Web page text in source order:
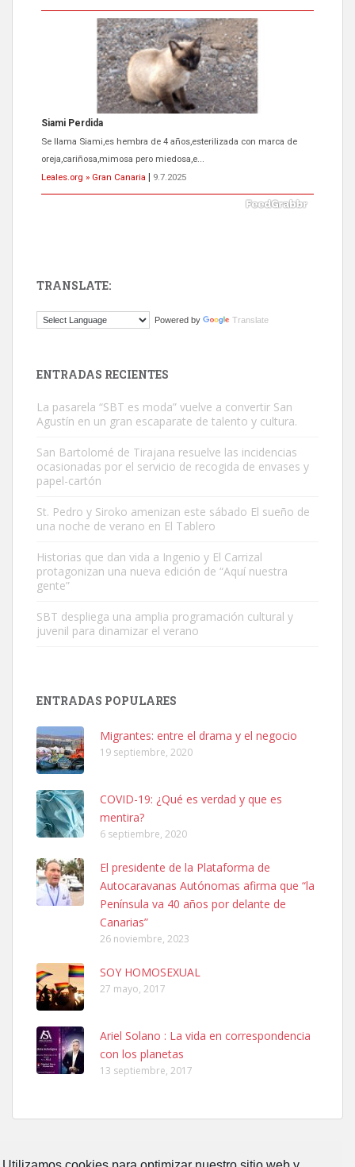
Siami Perdida
Se llama Siami,es hembra de 4 años,esterilizada con marca de
oreja,cariñosa,mimosa pero miedosa,e...
Leales.org » Gran Canaria
9.7.2025
El ayuntamiento se va a llevar a Los Gatos callejeros de la zona los
Gato manso encontrado
Este gato macho ha aparecido en la calle hace menos de un mes,
es muy manso y extremadamente cari...
Leales.org » Gran Canaria
SHIBA PERDIDO AVDA JOSE MESA Y LOPEZ
PERRO MACHO RAZA SHIBA CON MICROCHIP PERDIDO HOY
06/07/2025 ZONA MESA Y LOPEZ. ES MUY ASUSTADIZO
Leales.org » Gran Canaria
6.7.2025
Ninfa perdida
El día 5 se los perdió una ninfa papillera, asustada tiene miedo a la
calle, se perdió por la zon...
TRANSLATE:
Powered by Translate
ENTRADAS RECIENTES
La pasarela “SBT es moda” vuelve a convertir San
Agustín en un gran escaparate de talento y cultura.
San Bartolomé de Tirajana resuelve las incidencias
ocasionadas por el servicio de recogida de envases y
papel-cartón
St. Pedro y Siroko amenizan este sábado El sueño de
una noche de verano en El Tablero
Historias que dan vida a Ingenio y El Carrizal
protagonizan una nueva edición de “Aquí nuestra
gente”
SBT despliega una amplia programación cultural y
juvenil para dinamizar el verano
ENTRADAS POPULARES
Migrantes: entre el drama y el negocio
19 septiembre, 2020
COVID-19: ¿Qué es verdad y que es
mentira?
6 septiembre, 2020
El presidente de la Plataforma de
Autocaravanas Autónomas afirma que “la
Península va 40 años por delante de
Canarias”
26 noviembre, 2023
SOY HOMOSEXUAL
27 mayo, 2017
Ariel Solano : La vida en correspondencia
con los planetas
13 septiembre, 2017